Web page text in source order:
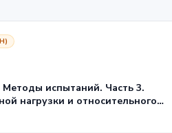
испытаний. Часть 3.
нагрузки и относительного
методом полоски